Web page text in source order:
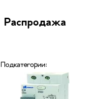
Распродажа
Подкатегории: